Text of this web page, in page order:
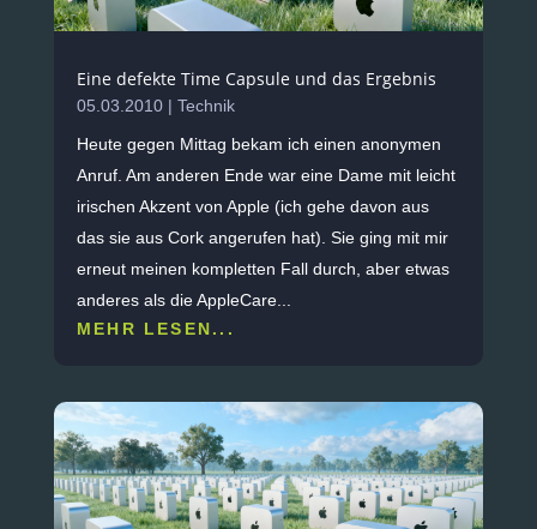
Eine defekte Time Capsule und das Ergebnis
05.03.2010| Technik
Heute gegen Mittag bekam ich einen anonymen
Anruf. Am anderen Ende war eine Dame mit leicht
irischen Akzent von Apple (ich gehe davon aus
das sie aus Cork angerufen hat). Sie ging mit mir
erneut meinen kompletten Fall durch, aber etwas
anderes als die AppleCare...
MEHR LESEN...